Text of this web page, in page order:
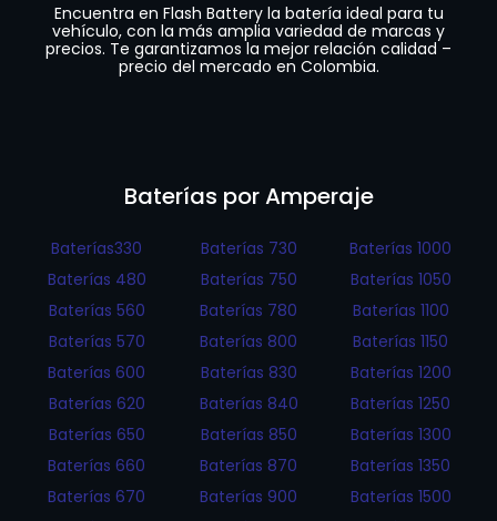
Encuentra en Flash Battery la batería ideal para tu
vehículo, con la más amplia variedad de marcas y
precios. Te garantizamos la mejor relación calidad –
precio del mercado en Colombia.
Baterías por Amperaje
Baterías330
Baterías 480
Baterías 560
Baterías 570
Baterías 600
Baterías 620
Baterías 650
Baterías 660
Baterías 670
Baterías 730
Baterías 750
Baterías 780
Baterías 800
Baterías 830
Baterías 840
Baterías 850
Baterías 870
Baterías 900
Baterías 1000
Baterías 1050
Baterías 1100
Baterías 1150
Baterías 1200
Baterías 1250
Baterías 1300
Baterías 1350
Baterías 1500